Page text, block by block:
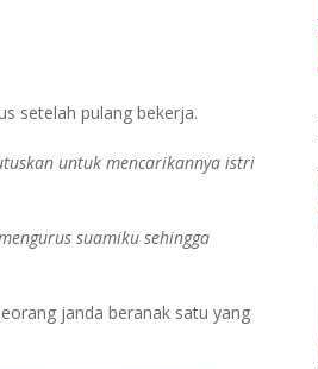
setelah pulang bekerja.
untuk mencarikannya istri
suamiku sehingga
janda beranak satu yang